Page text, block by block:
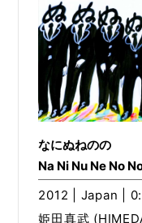
なにぬねのの
Na Ni Nu Ne No
2012 | Japan |
姫田真武